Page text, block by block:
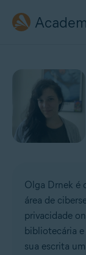
Olga Drnek é
área de
privacidade
bibliotecária e
sua escrita